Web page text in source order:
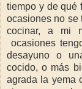
tiempo y de qué
ocasiones no se
cocinar, a mi
ocasiones
desayuno o
cocido, o más
agrada la yema